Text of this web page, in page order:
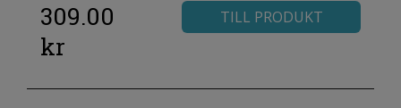
309.00
kr
TILL PRODUKT